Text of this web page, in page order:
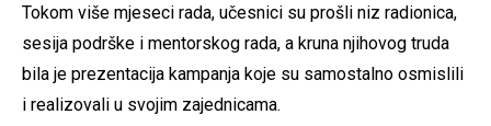
Tokom više mjeseci rada, učesnici su prošli niz radionica,
sesija podrške i mentorskog rada, a kruna njihovog truda
bila je prezentacija kampanja koje su samostalno osmislili
i realizovali u svojim zajednicama.